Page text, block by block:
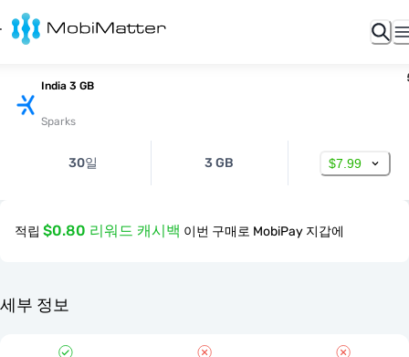
India 3 GB
Sparks
30일 3 GB $7.99
적립 $0.80 리워드 캐시백 이번 구매로 MobiPay 지갑에
세부 정보